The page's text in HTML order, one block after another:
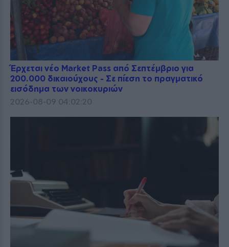
Έρχεται νέο Market Pass από Σεπτέμβριο για
200.000 δικαιούχους - Σε πίεση το πραγματικό
εισόδημα των νοικοκυριών
2026-08-09 04:02:20